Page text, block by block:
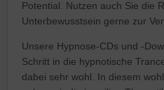
Potential. Nutzen auch Sie die
Unterbewusstsein gerne zur
Unsere Hypnose-CDs und -
Schritt in die hypnotische
dabei sehr wohl. In diesem